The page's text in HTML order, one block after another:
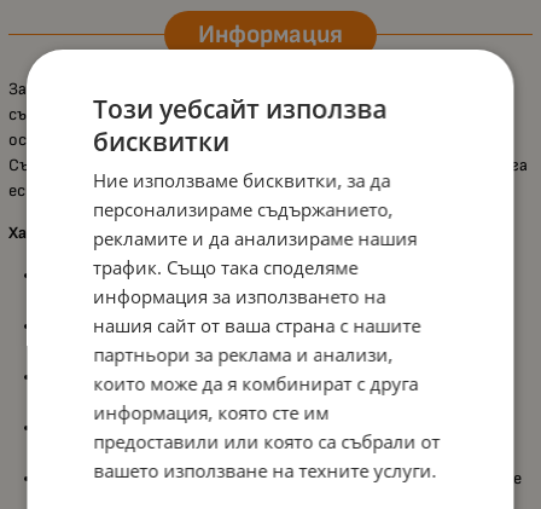
Информация
Залъгалките
създадени с мисъл за максимален комфорт и лекота, като
осигуряват спокойствие и удобство за порасналите бебета.
Съчетават модерен дизайн с функционалност, която подпомага
естественото сучене и правилното развитие.
Характеристики:
Комплект от2 залъгалки, осигуряващи практичност и
удобство в ежедневието;
Ултра лек дизайн, който не натоварва захапката и
повишава комфорта при използване;
Изключителномек силиконов биберон, който изисква по-
малко усилия при сучене;
Подпомага
свободното дишане
развитието на устната кухина;
Удобнадръжка за захващане , позволяваща лесно прикрепяне
Този уебсайт използва
бисквитки
Ние използваме бисквитки, за да
персонализираме съдържанието,
рекламите и да анализираме нашия
трафик. Също така споделяме
информация за използването на
нашия сайт от ваша страна с нашите
партньори за реклама и анализи,
които може да я комбинират с друга
информация, която сте им
предоставили или която са събрали от
вашето използване на техните услуги.